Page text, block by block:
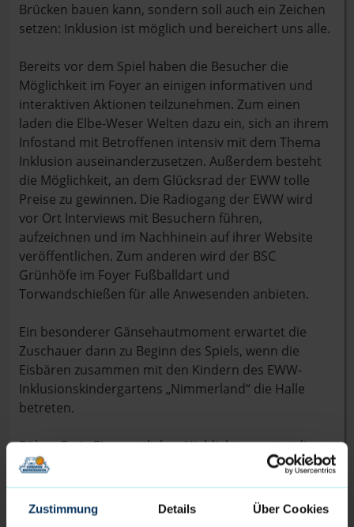
Zustimmung Details Über Cookies
Brücken bauen kann, sondern soll auch ein Zeichen
setzen: Inklusion ist möglich und bereichert uns alle.
Bereits vor dem Spiel haben die Besucher die
Möglichkeit im Foyer an einigen informativen und
interaktiven Aktionen teilzunehmen. Zum einen
laden die Elbe-Weser Welten dazu ein, sich an ihrem
Infostand mit Betroffenen intensiv mit dem Thema
Inklusion auseinanderzusetzen. Außerdem besteht
die Möglichkeit, an dem Glücksrad der EWW tolle
Preise zu gewinnen. Die Radiogang der EWW wird
vor Ort Interviews mit Besuchern führen,
aufzeichnen und im Nachhinein auf ihrer Website
veröffentlichen. Zum anderen wird der BSC
Grünhöfe im Foyer Fußballdart und
Torwandschießen für alle Anwesenden anbieten.
Ein besonderer Gänsehautmoment erwartet die
Zuschauer dann zu Beginn des Spiels, wenn die
Eisbären zusammen mit den Kindern des EWW-
Inklusionskindergartens „Nimmerland“ die Halle
betreten.
Bühne Frei - Ein sportliches Highlight erwartet die
Fans während der Halbzeitpause: Auf dem Spielfeld
wird ein Rollstuhlbasketball-Match der besonderen
Art ausgetragen. Teilnehmende der
Inklusionsmannschaften von Bremerhaven United